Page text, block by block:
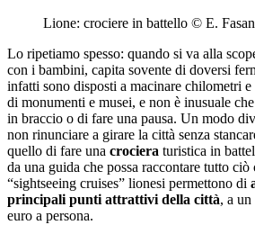
Lione: crociere in battello © E. Fasan
Lo ripetiamo spesso: quando si va alla
con i bambini, capita sovente di doversi
infatti sono disposti a macinare chilometri
di monumenti e musei, e non è inusuale
in braccio o di fare una pausa. Un modo
non rinunciare a girare la città senza
quello di fare una crociera turistica in
da una guida che possa raccontare tutto ciò
“sightseeing cruises” lionesi permettono di
principali punti attrattivi della città, a un
euro a persona.